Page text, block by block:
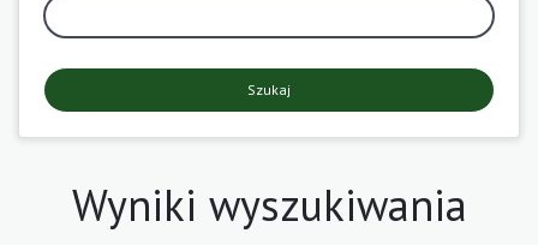
Szukaj
Wyniki wyszukiwania